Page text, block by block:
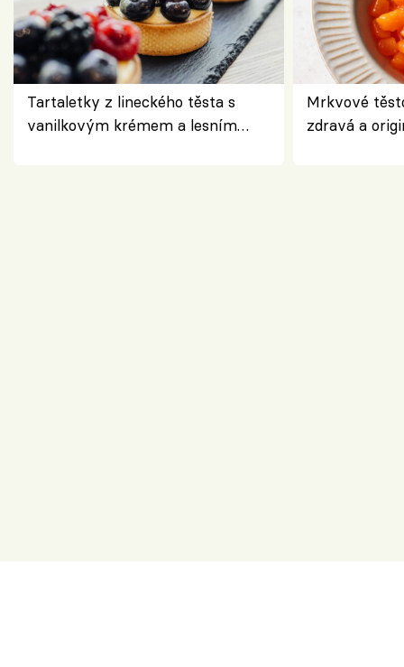
Tartaletky z lineckého těsta s
vanilkovým krémem a lesním
Mrkvové
zdravá a